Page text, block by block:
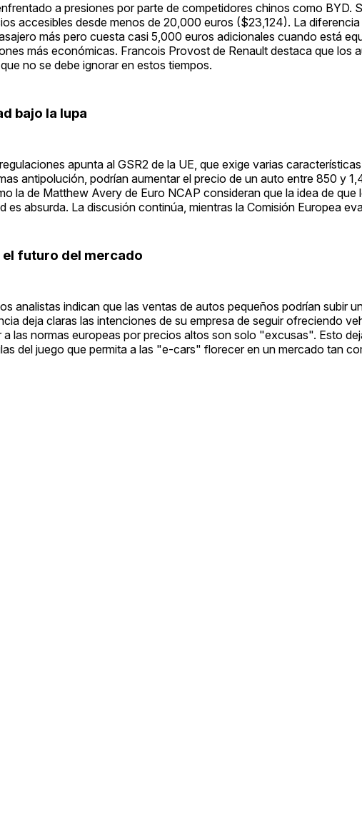
a presiones por parte de competidores chinos como BYD.
accesibles desde menos de 20,000 euros ($23,124). La
más pero cuesta casi 5,000 euros adicionales cuando está
más económicas. Francois Provost de Renault destaca que los
no se debe ignorar en estos tiempos.
bajo la lupa
apunta al GSR2 de la UE, que exige varias
antipolución, podrían aumentar el precio de un auto entre 850 y
la de Matthew Avery de Euro NCAP consideran que la idea de
es absurda. La discusión continúa, mientras la Comisión Europea
futuro del mercado
analistas indican que las ventas de autos pequeños podrían subir
deja claras las intenciones de su empresa de seguir ofreciendo
a las normas europeas por precios altos son solo "excusas". Esto
del juego que permita a las "e-cars" florecer en un mercado tan